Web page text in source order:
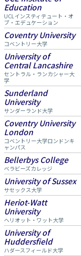
Education
UCLインスティテュート・オ
ブ・エデュケーション
Coventry University
コベントリー大学
University of
Central Lancashire
セントラル・ランカシャー大
学
Sunderland
University
サンダーランド大学
Coventry University
London
コベントリー大学ロンドンキ
ャンパス
Bellerbys College
ベラビーズカレッジ
University of Sussex
サセックス大学
Heriot-Watt
University
ヘリオット・ワット大学
University of
Huddersfield
ハダースフィールド大学